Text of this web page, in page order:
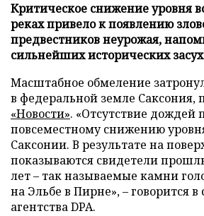
Критическое снижение уровня
реках привело к появлению
предвестников неурожая,
сильнейших исторических
Масштабное обмеление
в федеральной земле Саксония,
«Новости». «Отсутствие дождей
повсеместному снижению
Саксонии. В результате на
показываются свидетели
лет – так называемые камни
на Эльбе в Пирне», – говорится
агентства DPA.